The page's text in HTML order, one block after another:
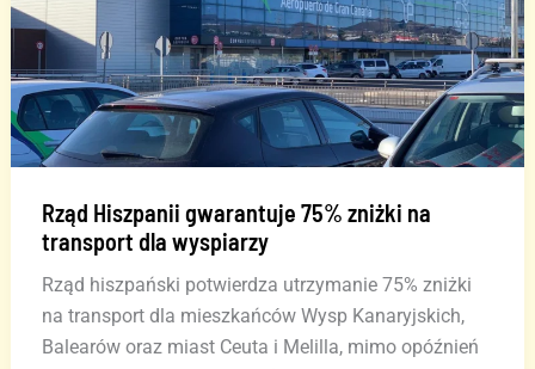
kierunki
w
2025
Rząd Hiszpanii gwarantuje 75% zniżki na
transport dla wyspiarzy
Rząd hiszpański potwierdza utrzymanie 75% zniżki
na transport dla mieszkańców Wysp Kanaryjskich,
Balearów oraz miast Ceuta i Melilla, mimo opóźnień